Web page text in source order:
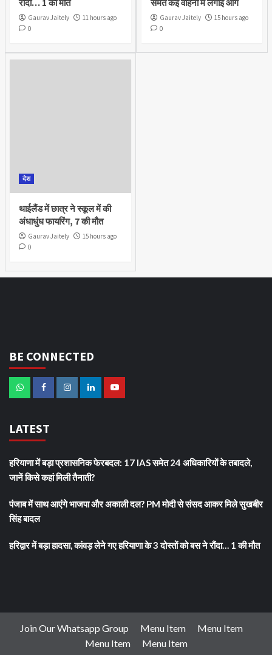
रौंदा… 1 की मौत
Gaurav Jaitely
11 hours ago
0
समेत कई वाहनों में लगाई आग
Gaurav Jaitely
15 hours ago
0
देश
थाईलैंड में छात्र ने स्कूल में की
अंधाधुंध फायरिंग, 7 की मौत
Gaurav Jaitely
15 hours ago
0
BE CONNECTED
LATEST
हरियाणा में बड़ा प्रशासनिक फेरबदल: 17 IAS समेत 24 अधिकारियों के तबादले,
जानें किसे कहां मिली तैनाती?
पंजाब में साथ आएंगे भाजपा और अकाली दल? PM मोदी से संसद आकर मिले सुखबीर
सिंह बादल
हरिद्वार में बड़ा हादसा, कांवड़ लेने गए हरियाणा के 3 दोस्तों को बस ने रौंदा… 1 की मौत
Join Our Whatsapp Group Menu Item
Menu Item
Menu Item
Menu Item